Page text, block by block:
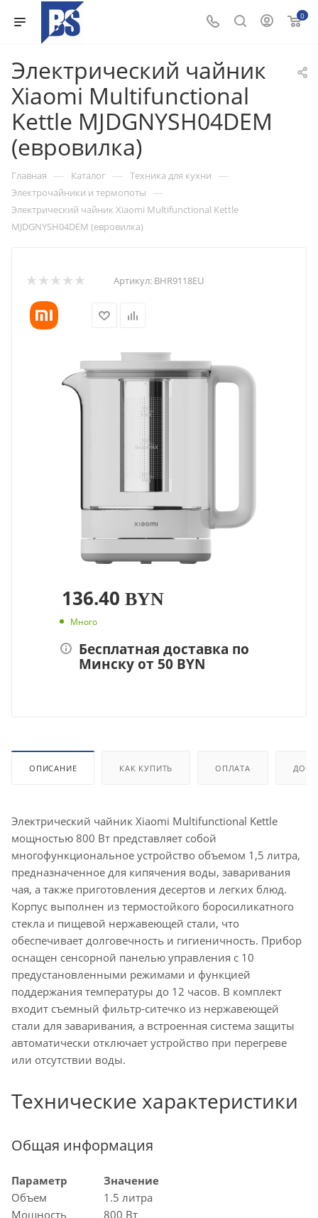
0
Электрический чайник
Xiaomi Multifunctional
Kettle MJDGNYSH04DEM
(евровилка)
Главная — Каталог — Техника для кухни —
Электрочайники и термопоты —
Электрический чайник Xiaomi Multifunctional Kettle
MJDGNYSH04DEM (евровилка)
Артикул: BHR9118EU
136.40 BYN
Много
Бесплатная доставка по
Минску от 50 BYN
ОПИСАНИЕ КАК КУПИТЬ ОПЛАТА
Электрический чайник Xiaomi Multifunctional Kettle
мощностью 800 Вт представляет собой
многофункциональное устройство объемом 1,5 литра,
предназначенное для кипячения воды, заваривания
чая, а также приготовления десертов и легких блюд.
Корпус выполнен из термостойкого боросиликатного
стекла и пищевой нержавеющей стали, что
обеспечивает долговечность и гигиеничность. Прибор
оснащен сенсорной панелью управления с 10
предустановленными режимами и функцией
поддержания температуры до 12 часов. В комплект
входит съемный фильтр-ситечко из нержавеющей
стали для заваривания, а встроенная система защиты
автоматически отключает устройство при перегреве
или отсутствии воды.
Технические характеристики
Общая информация
Параметр
Значение
Объем
1.5 литра
Мощность
800 Вт